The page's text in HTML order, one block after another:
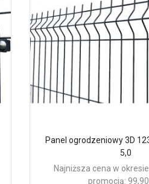
Panel ogrodzeniowy 3D
5,0
Najniższa cena w
promocją: 99,90